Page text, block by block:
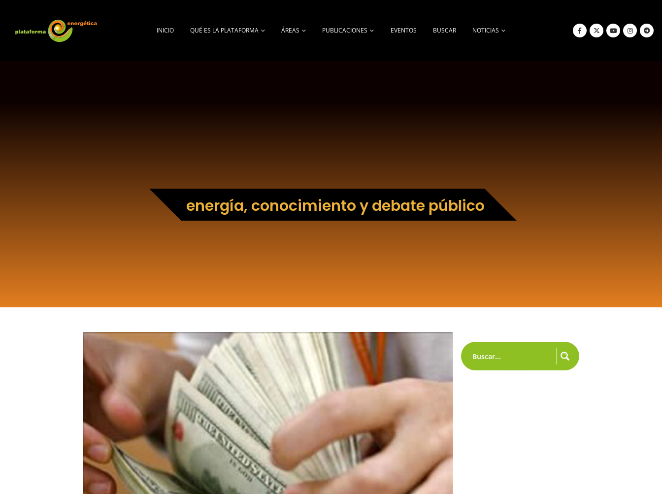
INICIO QUÉ ES LA PLATAFORMA ÁREAS PUBLICACIONES EVENTOS BUSCAR NOTICIAS
energía, conocimiento y debate público